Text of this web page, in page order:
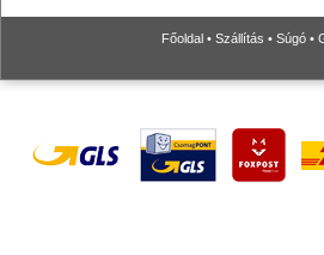
Főoldal • Szállítás • Súgó •